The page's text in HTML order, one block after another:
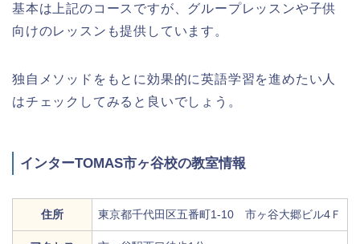
基本は上記のコースですが、グループレッスンや子供
向けのレッスンも提供しています。
独自メソッドをもとに効果的に英語学習を進めたい人
はチェックしてみると良いでしょう。
インターTOMAS市ヶ谷校の教室情報
住所 東京都千代田区五番町1-10 市ヶ谷大郷ビル4Ｆ